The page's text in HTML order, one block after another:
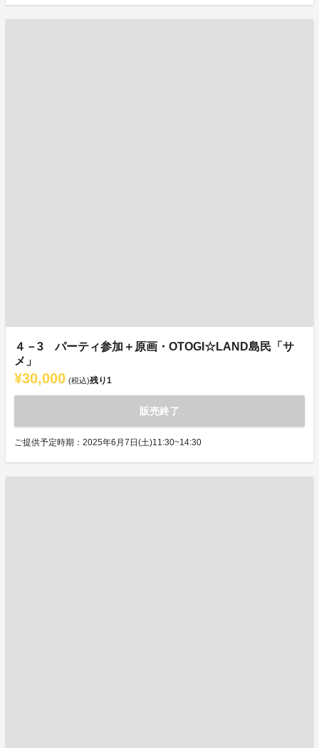
４－3 パーティ参加＋原画・OTOGI☆LAND島民「サ
メ」
¥30,000 (税込)残り1
販売終了
ご提供予定時期：2025年6月7日(土)11:30~14:30